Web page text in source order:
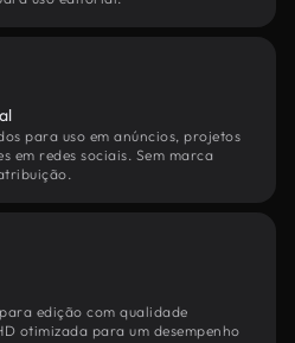
para uso em anúncios, projetos
em redes sociais. Sem marca
edição com qualidade
otimizada para um desempenho